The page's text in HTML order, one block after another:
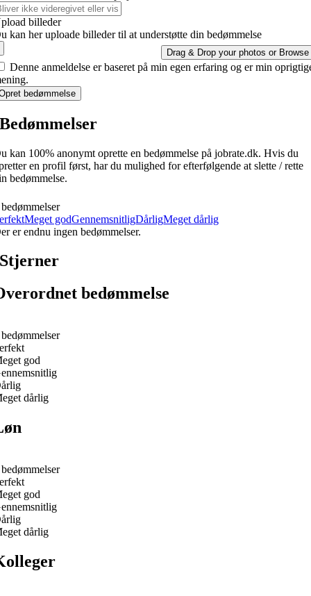
billeder
kan her uploade billeder til at understøtte din bedømmelse
Drag & Drop your photos or Browse
Denne anmeldelse er baseret på min egen erfaring og er min
bedømmelse
Bedømmelser
kan 100% anonymt oprette en bedømmelse på jobrate.dk. Hvis du
en profil først, har du mulighed for efterfølgende at slette / rette
bedømmelse.
Meget godGennemsnitligDårligMeget dårlig
er endnu ingen bedømmelser.
Stjerner
bedømmelse
god
dårlig
god
dårlig